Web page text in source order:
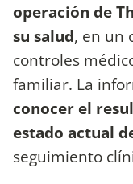
operación de
su salud, en un
controles
familiar. La
conocer el
estado actual
seguimiento